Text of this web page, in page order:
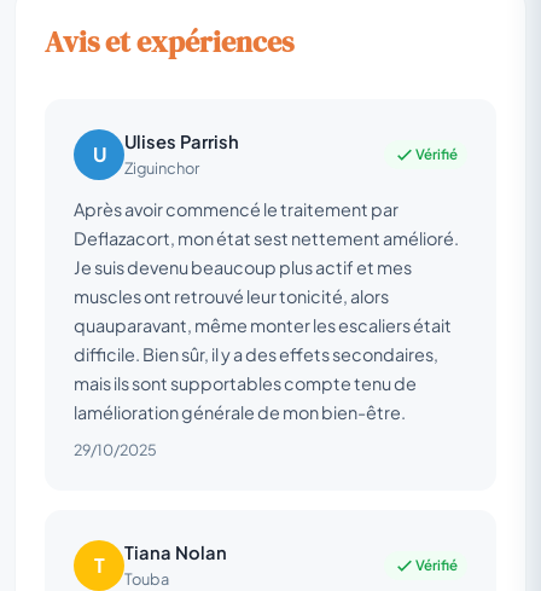
Avis et expériences
U Ulises Parrish
Ziguinchor
Vérifié
Après avoir commencé le traitement par
Deflazacort, mon état sest nettement amélioré.
Je suis devenu beaucoup plus actif et mes
muscles ont retrouvé leur tonicité, alors
quauparavant, même monter les escaliers était
difficile. Bien sûr, il y a des effets secondaires,
mais ils sont supportables compte tenu de
lamélioration générale de mon bien-être.
29/10/2025
T Tiana Nolan
Touba
Vérifié